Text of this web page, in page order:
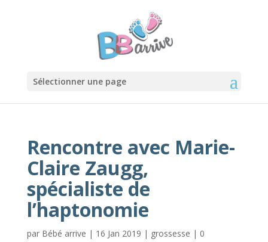
Sélectionner une page
Rencontre avec Marie-
Claire Zaugg,
spécialiste de
l’haptonomie
par Bébé arrive | 16 Jan 2019 | grossesse | 0